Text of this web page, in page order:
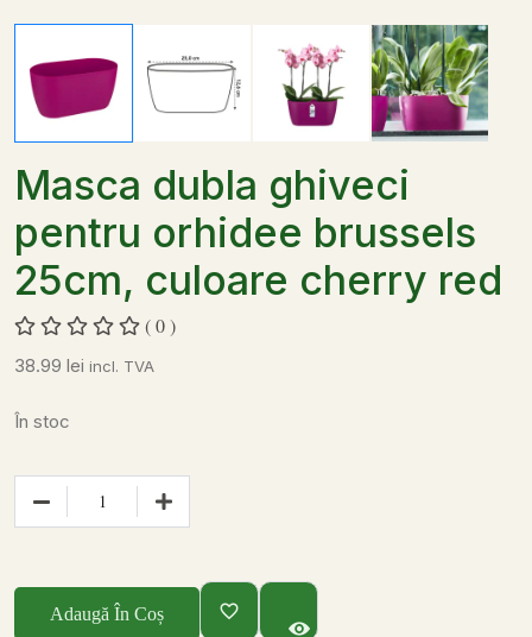
Masca dubla ghiveci
pentru orhidee brussels
25cm, culoare cherry red
( 0 )
38.99 lei incl. TVA
În stoc
Adaugă În Coș